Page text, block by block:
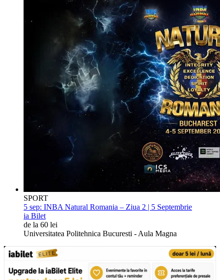
SPORT
5 sep: INBA Natural Romania – Ziua 2 | 5 Septembrie
ia Bilet
de la 60 lei
Universitatea Politehnica Bucuresti - Aula Magna